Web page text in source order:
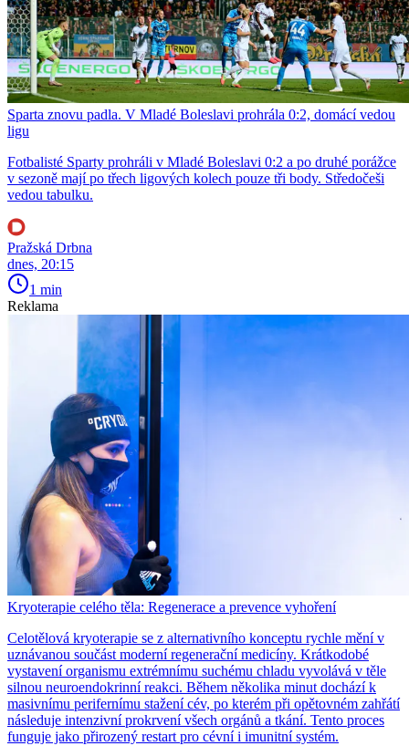
Sparta znovu padla. V Mladé Boleslavi prohrála 0:2, domácí vedou
ligu
Fotbalisté Sparty prohráli v Mladé Boleslavi 0:2 a po druhé porážce
v sezoně mají po třech ligových kolech pouze tři body. Středočeši
vedou tabulku.
Pražská Drbna
dnes, 20:15
1 min
Reklama
Kryoterapie celého těla: Regenerace a prevence vyhoření
Celotělová kryoterapie se z alternativního konceptu rychle mění v
uznávanou součást moderní regenerační medicíny. Krátkodobé
vystavení organismu extrémnímu suchému chladu vyvolává v těle
silnou neuroendokrinní reakci. Během několika minut dochází k
masivnímu perifernímu stažení cév, po kterém při opětovném zahřátí
následuje intenzivní prokrvení všech orgánů a tkání. Tento proces
funguje jako přirozený restart pro cévní i imunitní systém.